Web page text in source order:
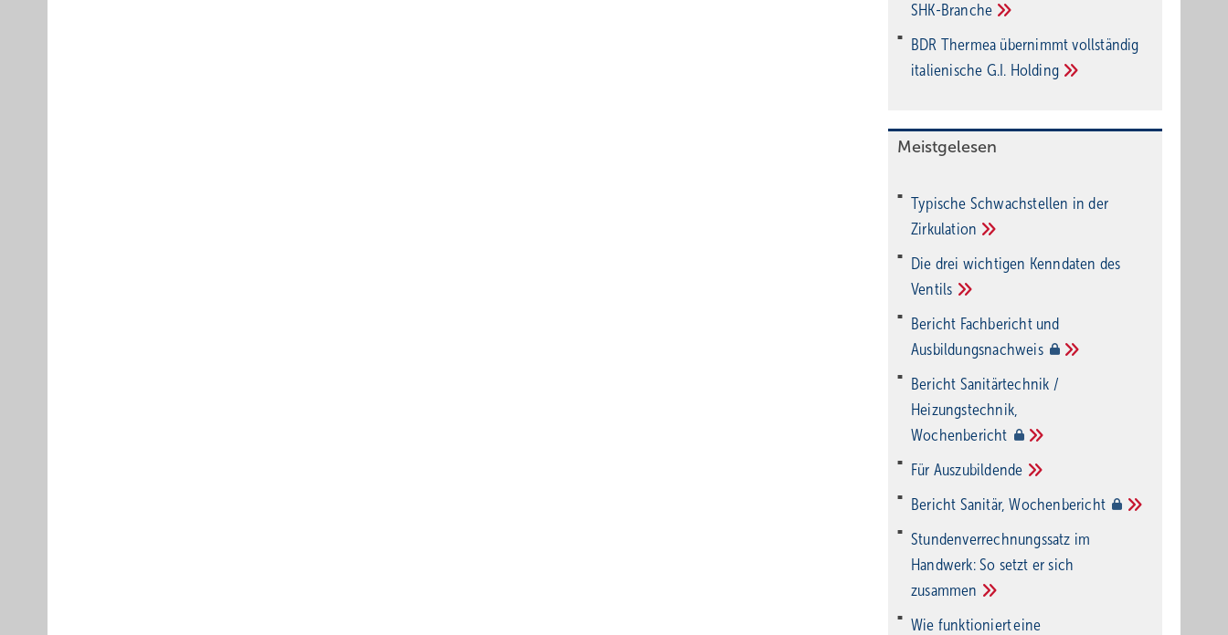
SHK-Branche
BDR Thermea übernimmt vollständig
italienische G.I. Holding
Meistgelesen
Typische Schwachstellen in der
Zirkulation
Die drei wichtigen Kenndaten des
Ventils
Bericht Fachbericht und
Ausbildungsnachweis
Bericht Sanitärtechnik /
Heizungstechnik,
Wochenbericht
Für Auszubildende
Bericht Sanitär,Wochenbericht
Stundenverrechnungssatz im
Handwerk: So setzt er sich
zusammen
Wie funktioniert eine